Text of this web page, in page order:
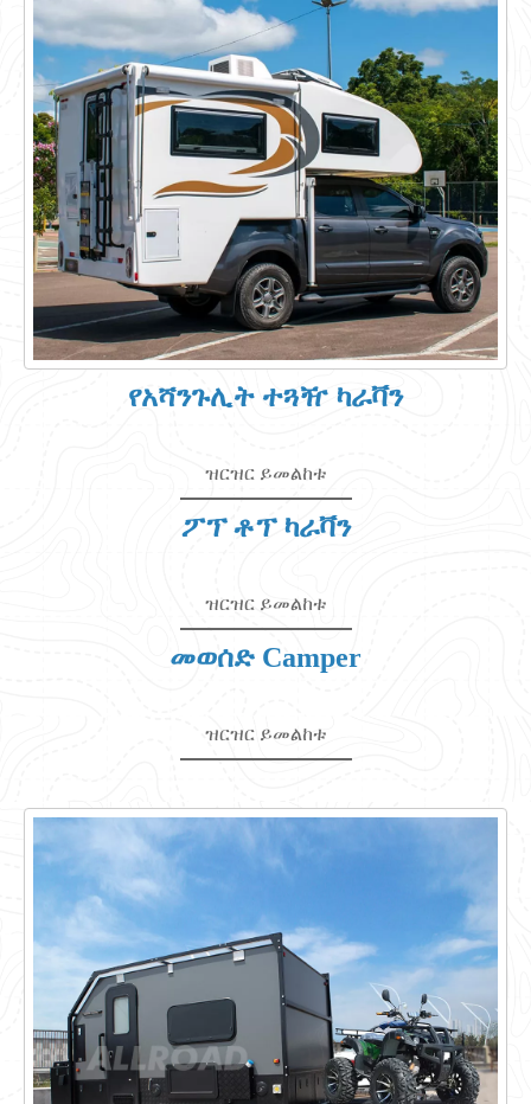
የአሻንጉሊት ተጓዥ ካራቫን
ዝርዝር ይመልከቱ
ፖፕ ቶፕ ካራቫን
ዝርዝር ይመልከቱ
መወሰድ Camper
ዝርዝር ይመልከቱ